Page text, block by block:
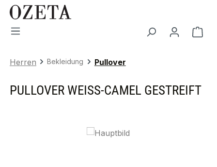
Zum Hauptinhalt springen
Herren Bekleidung Pullover
PULLOVER WEISS-CAMEL GESTREIFT
Bildergalerie überspringen